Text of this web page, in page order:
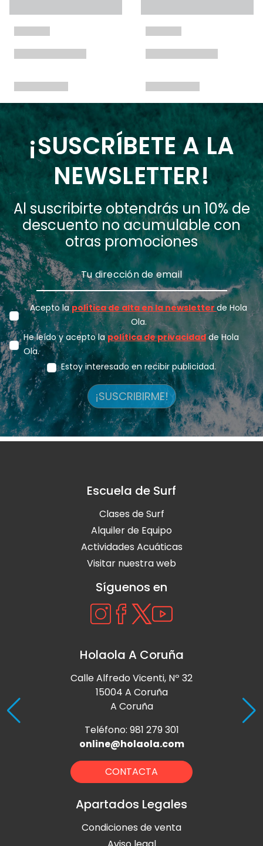
¡SUSCRÍBETE A LA
NEWSLETTER!
Al suscribirte obtendrás un 10% de
descuento no acumulable con
otras promociones
Acepto lapolítica de alta en la newsletter de Hola
Ola.
He leído y acepto lapolítica de privacidadde Hola
Ola.
Estoy interesado en recibir publicidad.
¡SUSCRIBIRME!
Escuela de Surf
Clases de Surf
Alquiler de Equipo
Actividades Acuáticas
Visitar nuestra web
Síguenos en
Holaola A Coruña
Calle Alfredo Vicenti, Nº 32
15004 A Coruña
A Coruña
Teléfono: 981 279 301
online@holaola.com
CONTACTA
Apartados Legales
Condiciones de venta